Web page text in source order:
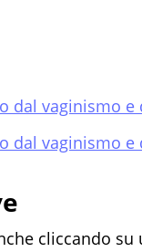
dal vaginismo e
dal vaginismo e
cliccando